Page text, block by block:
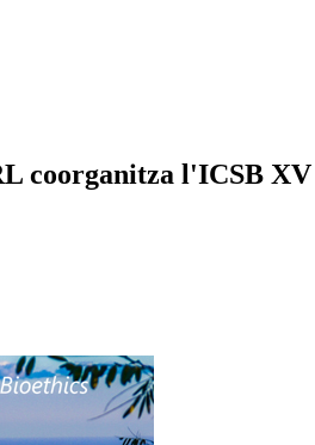
coorganitza l'ICSB XV